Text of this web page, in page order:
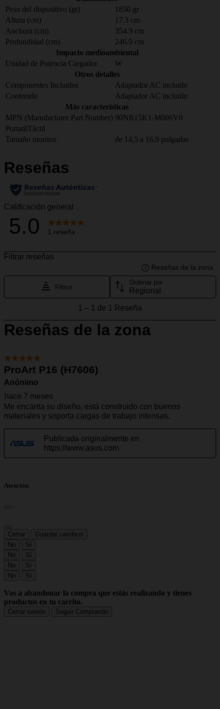
Peso del dispositivo (gr)
1850 gr
Altura (cm)
17.3 cm
Anchura (cm)
354.9 cm
Profundidad (cm)
246.9 cm
Impacto medioambiental
Unidad de Potencia Cargador
W
Otros detalles
Componentes Incluidos
Adaptador AC incluido
Contenido
Adaptador AC incluido
Más características
MPN (Manufacturer Part Number) 90NB15K1-M006V0
PortatilTáctil
Tamaño monitor
de 14,5 a 16,9 pulgadas
Atención
Cerrar
Guardar cambios
No
Sí
No
Sí
No
Sí
No
Sí
Vas a abandonar la compra que estás realizando y tienes
productos en tu carrito.
Cerrar sesión Seguir Comprando